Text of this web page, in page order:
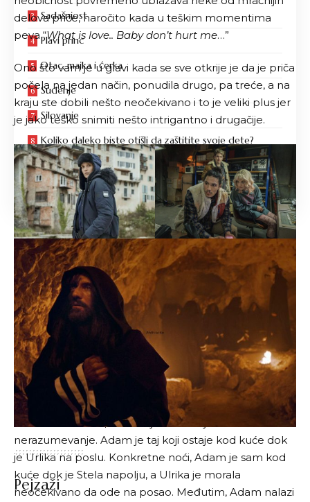
Sadašnjost
Plavi princ
Otac, majka i ćerka
Suđenje
Silovanje
Koliko daleko biste otišli ​​da zaštitite svoje dete?
Koliko dobro poznajete svoje dete?
Zaključak
Otac, majka i ćerka
Knjiga je podeljena na tri različita dela. Svaki donosi
priču iz ugla Adama, Stele i Ulrike. Serija nas vodi
između prošlosti i sadašnjosti ali tako da ipak možemo
da zaključimo iz čijeg ugla posmatramo priču.
Par nedelja nakon što je Stela započela vezu sa
Kristoferom, vidimo da roditelji nemaju samo sa
Stelom loš odnos, već i da je među njima veliko
nerazumevanje. Adam je taj koji ostaje kod kuće dok
je Urlika na poslu. Konkretne noći, Adam je sam kod
kuće dok je Stela napolju, a Ulrika je morala
neočekivano da ode na posao. Međutim, Adam nalazi
delova priče, naročito kada u teškim momentima
peva “What is love.. Baby don’t hurt me…”
Ono što vam je u glavi kada se sve otkrije je da je priča
počela na jedan način, ponudila drugo, pa treće, a na
kraju ste dobili nešto neočekivano i to je veliki plus jer
je jako teško snimiti nešto intrigantno i drugačije.
Pejzaži